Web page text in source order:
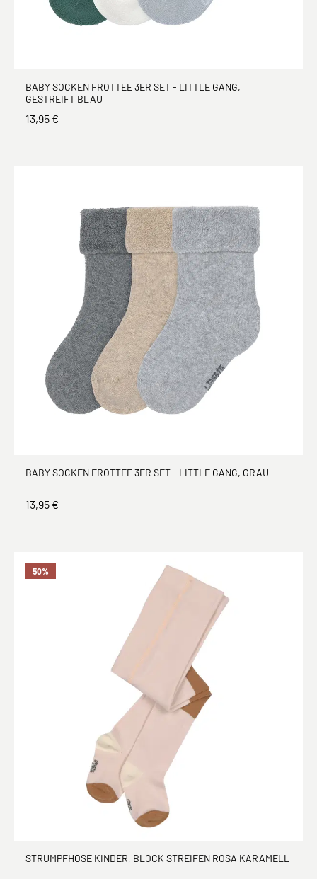
BABY SOCKEN FROTTEE 3ER SET - LITTLE GANG,
GESTREIFT BLAU
13,95 €
BABY SOCKEN FROTTEE 3ER SET - LITTLE GANG, GRAU
13,95 €
50%
STRUMPFHOSE KINDER, BLOCK STREIFEN ROSA KARAMELL